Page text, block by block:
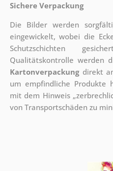
Sichere Verpackung
Die Bilder werden
eingewickelt, wobei die
Schutzschichten
Qualitätskontrolle werden
Kartonverpackungdirekt
um empfindliche Produkte
mit dem Hinweis
von Transportschäden zu